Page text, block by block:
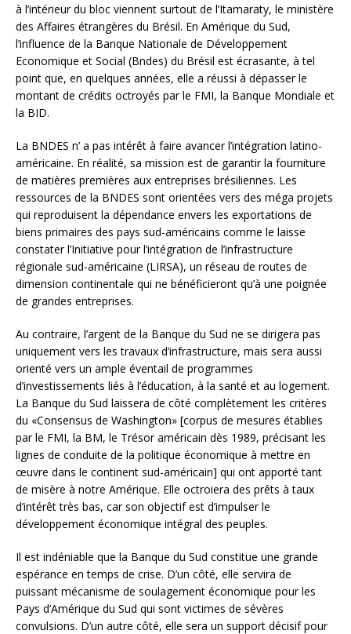
à l’intérieur du bloc viennent surtout de l’Itamaraty, le ministère
des Affaires étrangères du Brésil. En Amérique du Sud,
l’influence de la Banque Nationale de Développement
Economique et Social (Bndes) du Brésil est écrasante, à tel
point que, en quelques années, elle a réussi à dépasser le
montant de crédits octroyés par le FMI, la Banque Mondiale et
la BID.
La BNDES n’ a pas intérêt à faire avancer l’intégration latino-
américaine. En réalité, sa mission est de garantir la fourniture
de matières premières aux entreprises brésiliennes. Les
ressources de la BNDES sont orientées vers des méga projets
qui reproduisent la dépendance envers les exportations de
biens primaires des pays sud-américains comme le laisse
constater l’Initiative pour l’intégration de l’infrastructure
régionale sud-américaine (LIRSA), un réseau de routes de
dimension continentale qui ne bénéficieront qu’à une poignée
de grandes entreprises.
Au contraire, l’argent de la Banque du Sud ne se dirigera pas
uniquement vers les travaux d’infrastructure, mais sera aussi
orienté vers un ample éventail de programmes
d’investissements liés à l’éducation, à la santé et au logement.
La Banque du Sud laissera de côté complètement les critères
du «Consensus de Washington» [corpus de mesures établies
par le FMI, la BM, le Trésor américain dès 1989, précisant les
lignes de conduite de la politique économique à mettre en
œuvre dans le continent sud-américain] qui ont apporté tant
de misère à notre Amérique. Elle octroiera des prêts à taux
d’intérêt très bas, car son objectif est d’impulser le
développement économique intégral des peuples.
Il est indéniable que la Banque du Sud constitue une grande
espérance en temps de crise. D’un côté, elle servira de
puissant mécanisme de soulagement économique pour les
Pays d’Amérique du Sud qui sont victimes de sévères
convulsions. D’un autre côté, elle sera un support décisif pour